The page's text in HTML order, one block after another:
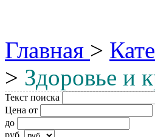
Главная >
> Здоровье и
Текст поиска
Цена от
до
руб.